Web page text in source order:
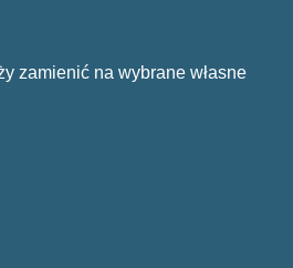
zamienić na wybrane własne